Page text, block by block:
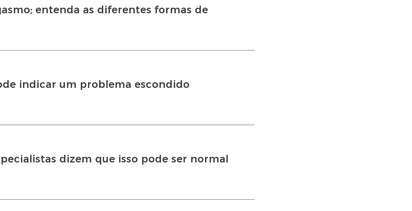
entenda as diferentes formas de
indicar um problema escondido
dizem que isso pode ser normal